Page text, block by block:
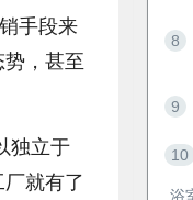
手段来
，甚至
独立于
就有了
8
9
10